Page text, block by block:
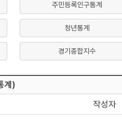
주민등록인구통계
청년통계
경기종합지수
계)
작성자